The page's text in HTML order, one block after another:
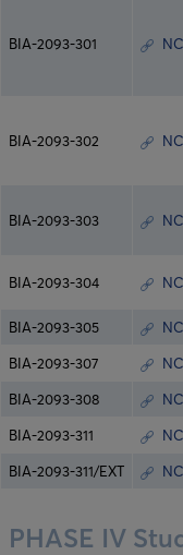
BIA-2093-301
BIA-2093-302
BIA-2093-303
BIA-2093-304
BIA-2093-305
BIA-2093-307
BIA-2093-308
BIA-2093-311
BIA-2093-311/EXT
PHASE IV